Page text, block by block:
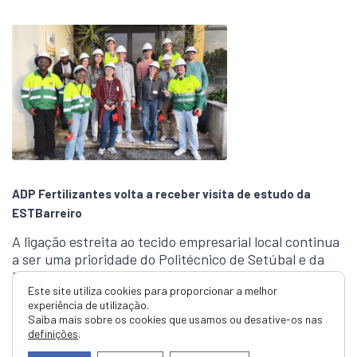
ADP Fertilizantes volta a receber visita de estudo da
ESTBarreiro
A ligação estreita ao tecido empresarial local continua
a ser uma prioridade do Politécnico de Setúbal e da
Escola Superior …
Ler mais
Este site utiliza cookies para proporcionar a melhor
experiência de utilização.
Saiba mais sobre os cookies que usamos ou desative-os nas
definições.